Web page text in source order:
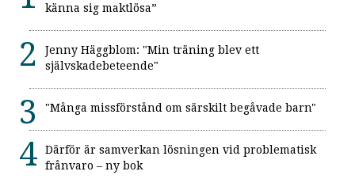
känna sig maktlösa”
Jenny Häggblom: "Min träning blev ett
självskadebeteende"
"Många missförstånd om särskilt begåvade barn"
Därför är samverkan lösningen vid problematisk
frånvaro – ny bok